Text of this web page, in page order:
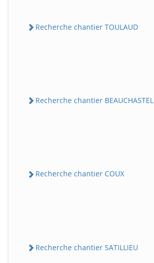
Recherche chantier TOULAUD
Recherche chantier BEAUCHASTEL
Recherche chantier COUX
Recherche chantier SATILLIEU